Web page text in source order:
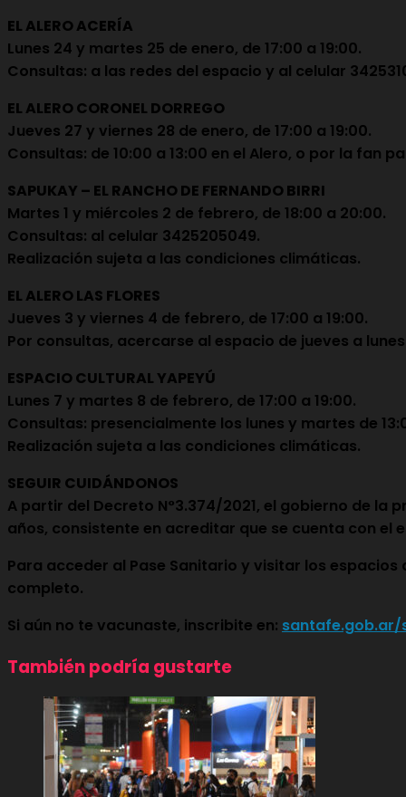
EL ALERO ACERÍA
Lunes 24 y martes 25 de enero, de 17:00 a 19:00.
Consultas: a las redes del espacio y al celular
EL ALERO CORONEL DORREGO
Jueves 27 y viernes 28 de enero, de 17:00 a 19:00.
Consultas: de 10:00 a 13:00 en el Alero, o por la fan
SAPUKAY – EL RANCHO DE FERNANDO BIRRI
Martes 1 y miércoles 2 de febrero, de 18:00 a 20:00.
Consultas: al celular 3425205049.
Realización sujeta a las condiciones climáticas.
EL ALERO LAS FLORES
Jueves 3 y viernes 4 de febrero, de 17:00 a 19:00.
Por consultas, acercarse al espacio de jueves a lunes
ESPACIO CULTURAL YAPEYÚ
Lunes 7 y martes 8 de febrero, de 17:00 a 19:00.
Consultas: presencialmente los lunes y martes de
Realización sujeta a las condiciones climáticas.
SEGUIR CUIDÁNDONOS
A partir del Decreto N°3.374/2021, el gobierno de
años, consistente en acreditar que se cuenta con el
Para acceder al Pase Sanitario y visitar los
completo.
Si aún no te vacunaste, inscribite en:
También podría gustarte